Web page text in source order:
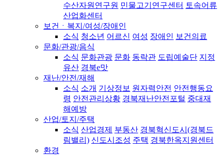
수산자원연구원 민물고기연구센터 토속어류
산업화센터
보건ㆍ복지/여성/장애인
소식 청소년 어르신 여성 장애인 보건의료
문화/관광/음식
소식 문화관광 문화 동락관 도립예술단 지정
유산 경북e맛
재난/안전/재해
소식 소개 기상정보 원자력안전 안전행동요
령 안전관리상황 경북재난안전포털 중대재
해예방
산업/토지/주택
소식 산업경제 부동산 경북혁신도시(경북드
림밸리) 신도시조성 주택 경북한옥지원센터
환경